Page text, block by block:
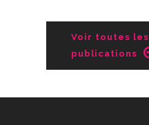
Voir toutes les
publications